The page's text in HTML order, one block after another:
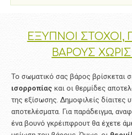
ΕΞΥΠΝΟΙ ΣΤΟΧΟΙ,
ΒΑΡΟΥΣ ΧΩΡΙΣ
Το σωματικό σας βάρος βρίσκεται
ισορροπίας και οι θερμίδες
της εξίσωσης. Δημοφιλείς δίαιτες
αποτελέσματα. Για παράδειγμα,
ένα βουνό γκρέιπφρουτ θα έχετε